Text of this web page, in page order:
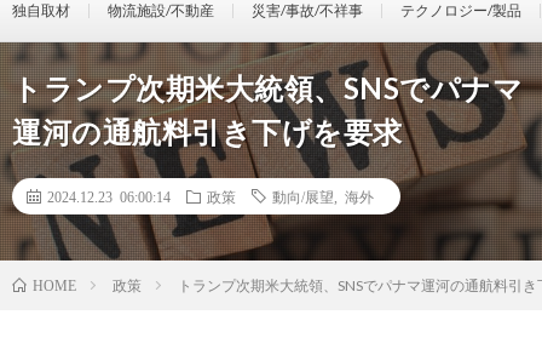
独自取材 物流施設/不動産 災害/事故/不祥事 テクノロジー/製品
トランプ次期米大統領、SNSでパナマ
運河の通航料引き下げを要求
2024.12.23 06:00:14 政策 動向/展望 海外
HOME 政策 トランプ次期米大統領、SNSでパナマ運河の通航料引